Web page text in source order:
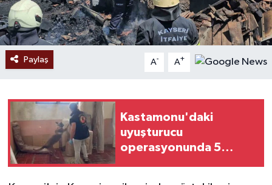
Paylaş A- A+
Kastamonu'daki
uyuşturucu
operasyonunda 5